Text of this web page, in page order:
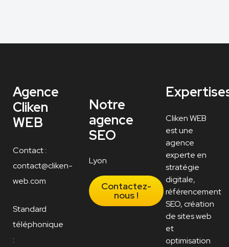
Agence
Cliken
WEB
Contact :
contact@cliken-
web.com
Standard
téléphonique
:
Notre
agence
SEO
Lyon
Contactez-
nous !
Cliken WEB
est une
agence
experte en
stratégie
digitale,
référencement
SEO, création
de sites web
et
optimisation